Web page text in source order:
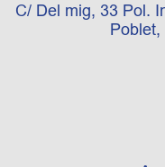
C/ Del mig, 33 Pol.
Poblet,